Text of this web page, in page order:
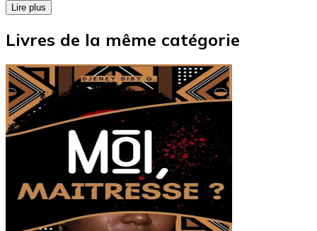
Lire plus
Livres de la même catégorie